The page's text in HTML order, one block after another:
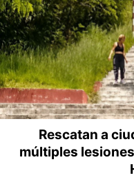
Rescatan a
múltiples